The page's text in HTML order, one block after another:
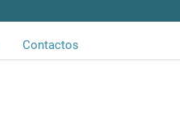
Contactos